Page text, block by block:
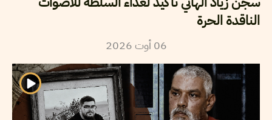
الناقدة الحرة
06 أوت2026